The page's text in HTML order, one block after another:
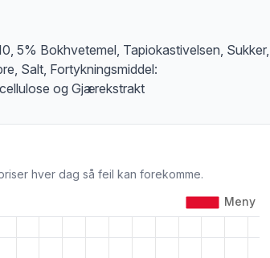
er bare til informasjon, sjekk pakkningen og
5% Bokhvetemel, Tapiokastivelsen, Sukker,
Salt, Fortykningsmiddel:
og Gjærekstrakt
hver dag så feil kan forekomme.